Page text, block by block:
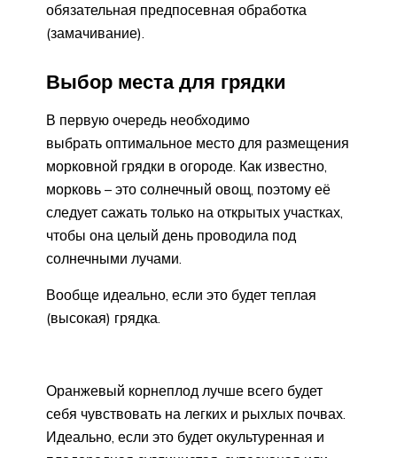
обязательная предпосевная обработка
(замачивание).
Выбор места для грядки
В первую очередь необходимо
выбрать оптимальное место для размещения
морковной грядки в огороде. Как известно,
морковь – это солнечный овощ, поэтому её
следует сажать только на открытых участках,
чтобы она целый день проводила под
солнечными лучами.
Вообще идеально, если это будет теплая
(высокая) грядка.
Оранжевый корнеплод лучше всего будет
себя чувствовать на легких и рыхлых почвах.
Идеально, если это будет окультуренная и